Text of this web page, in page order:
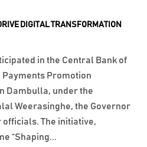
DIGITAL TRANSFORMATION
in the Central Bank of
Payments Promotion
Dambulla, under the
Weerasinghe, the Governor
officials. The initiative,
“Shaping...